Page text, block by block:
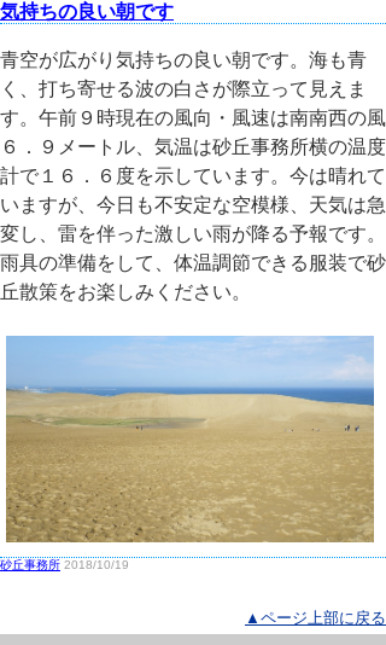
気持ちの良い朝です
青空が広がり気持ちの良い朝です。海も青
く、打ち寄せる波の白さが際立って見えま
す。午前９時現在の風向・風速は南南西の風
６．９メートル、気温は砂丘事務所横の温度
計で１６．６度を示しています。今は晴れて
いますが、今日も不安定な空模様、天気は急
変し、雷を伴った激しい雨が降る予報です。
雨具の準備をして、体温調節できる服装で砂
丘散策をお楽しみください。
砂丘事務所 2018/10/19
▲ページ上部に戻る